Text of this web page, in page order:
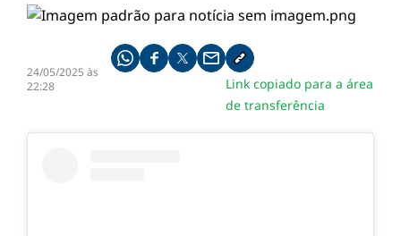
24/05/2025 às
22:28
Compartilhe pelo whatsapp
Compartilhar no facebook
Compartilhar no twitter
Compartilhe pelo email
Copiar link da notícia
Link copiado para a área
de transferência